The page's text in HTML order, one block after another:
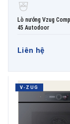
Lò nướng Vzug
45 Autodoor
Liên hệ
V-ZUG